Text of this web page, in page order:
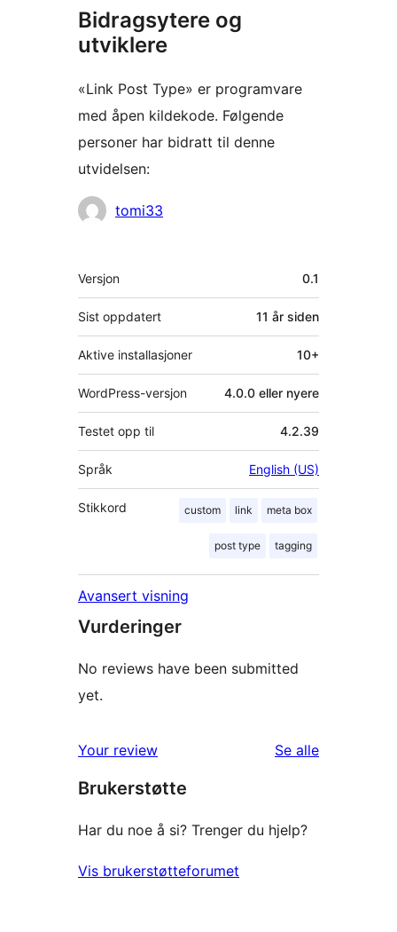
Bidragsytere og
utviklere
«Link Post Type» er programvare
med åpen kildekode. Følgende
personer har bidratt til denne
utvidelsen:
Bidragsytere
tomi33
Meta
Versjon 0.1
Sist oppdatert 11 år siden
Aktive installasjoner 10+
WordPress-versjon 4.0.0 eller nyere
Testet opp til 4.2.39
Språk English (US)
Stikkord custom link meta box
post type tagging
Avansert visning
Vurderinger
No reviews have been submitted
yet.
Your review Se alleomtalene
Brukerstøtte
Har du noe å si? Trenger du hjelp?
Vis brukerstøtteforumet